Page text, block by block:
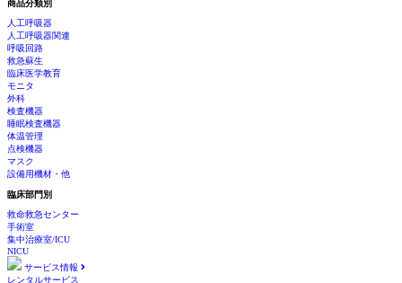
商品分類別
人工呼吸器
人工呼吸器関連
呼吸回路
救急蘇生
臨床医学教育
モニタ
外科
検査機器
睡眠検査機器
体温管理
点検機器
マスク
設備用機材・他
臨床部門別
救命救急センター
手術室
集中治療室/ICU
NICU
サービス情報
レンタルサービス